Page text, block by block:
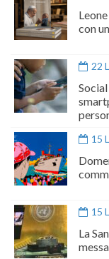
con
22
15
15
La